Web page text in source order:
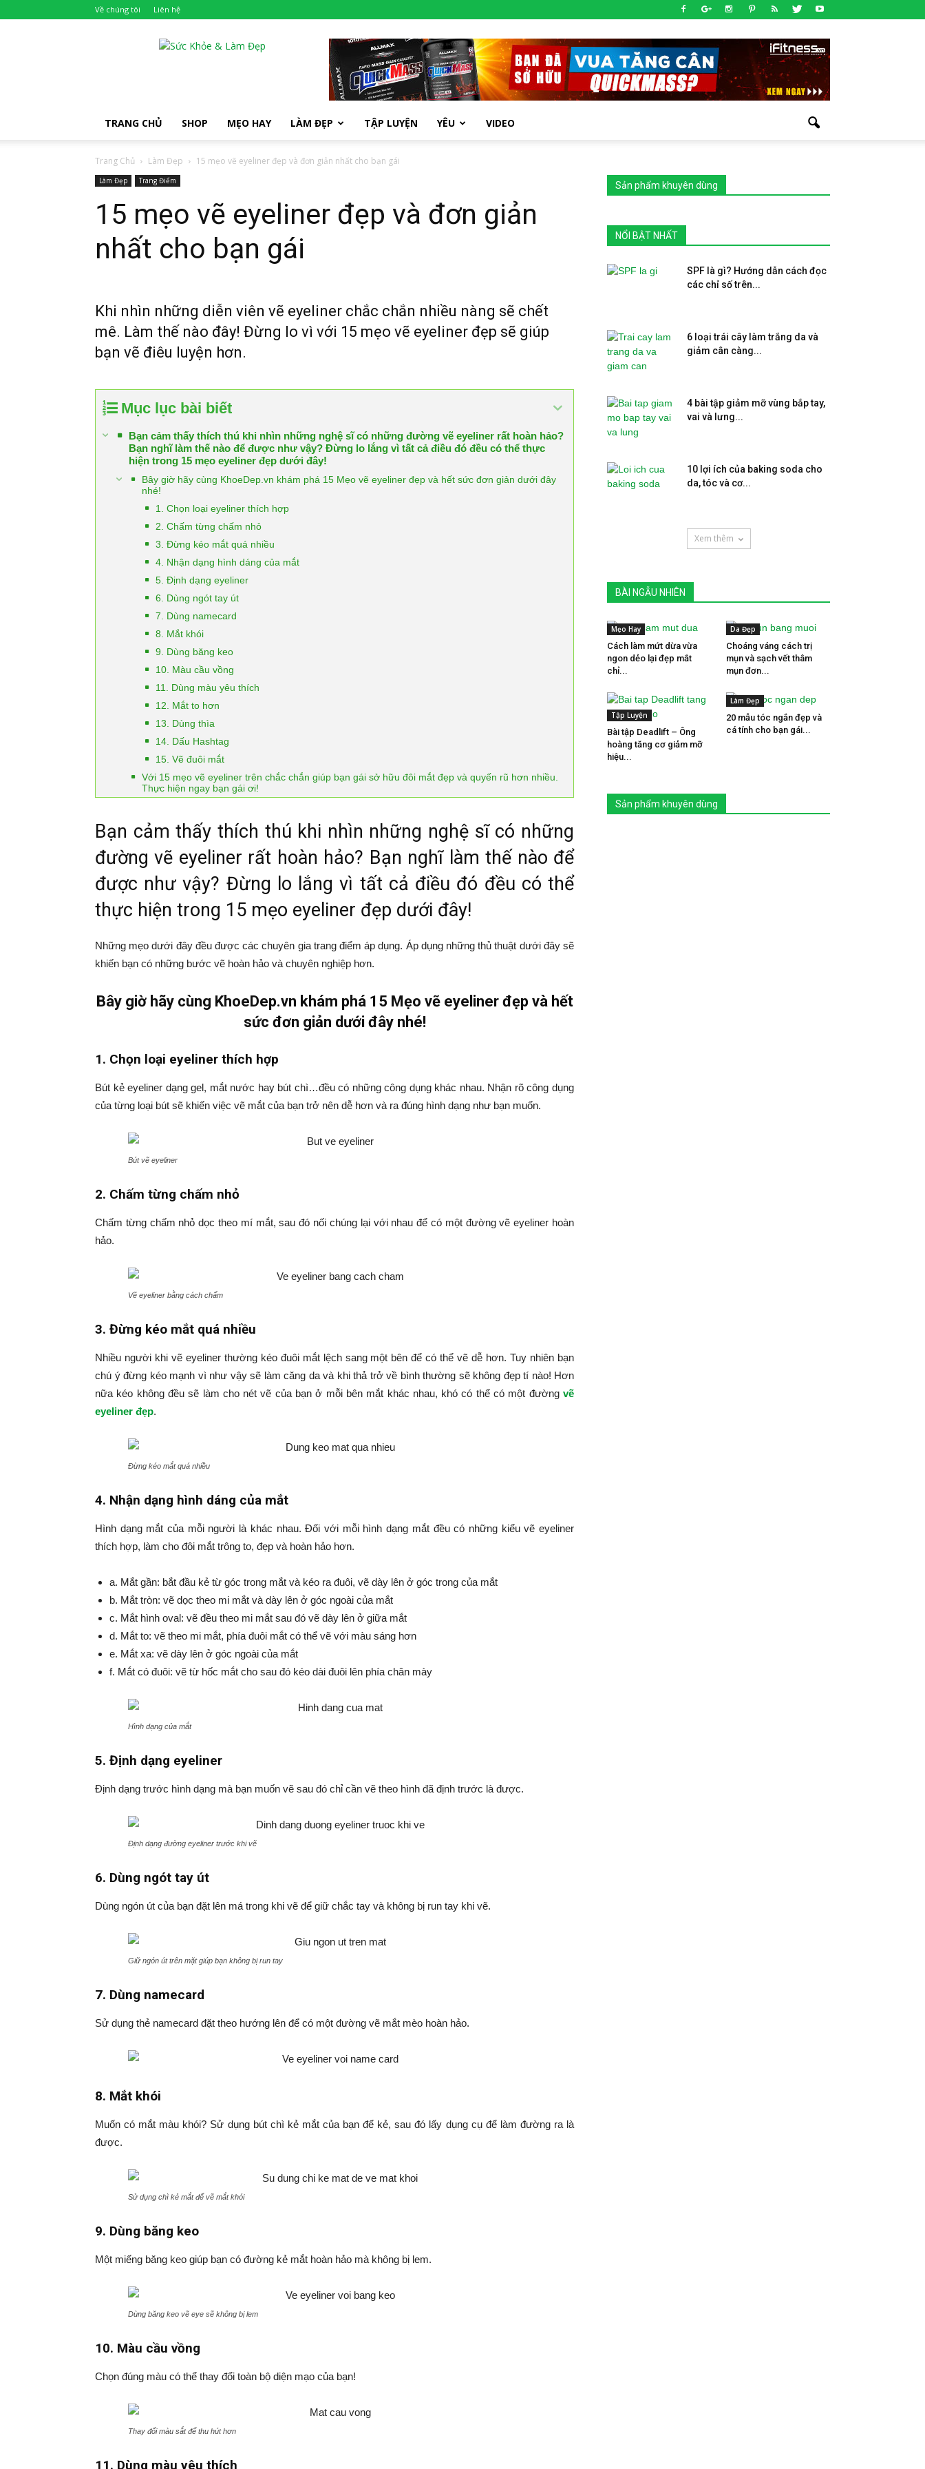
Về chúng tôi Liên hệ
TRANG CHỦ SHOP MẸO HAY LÀM ĐẸP TẬP LUYỆN YÊU VIDEO
Trang Chủ Làm Đẹp 15 mẹo vẽ eyeliner đẹp và đơn giản nhất cho bạn gái
Làm Đẹp Trang Điểm
15 mẹo vẽ eyeliner đẹp và đơn giản
nhất cho bạn gái
Khi nhìn những diễn viên vẽ eyeliner chắc chắn nhiều nàng sẽ chết
mê. Làm thế nào đây! Đừng lo vì với 15 mẹo vẽ eyeliner đẹp sẽ giúp
bạn vẽ điêu luyện hơn.
Mục lục bài biết
Bạn cảm thấy thích thú khi nhìn những nghệ sĩ có những đường vẽ eyeliner rất hoàn hảo?
Bạn nghĩ làm thế nào để được như vậy? Đừng lo lắng vì tất cả điều đó đều có thể thực
hiện trong 15 mẹo eyeliner đẹp dưới đây!
Bây giờ hãy cùng KhoeDep.vn khám phá 15 Mẹo vẽ eyeliner đẹp và hết sức đơn giản dưới đây
nhé!
1. Chọn loại eyeliner thích hợp
2. Chấm từng chấm nhỏ
3. Đừng kéo mắt quá nhiều
4. Nhận dạng hình dáng của mắt
5. Định dạng eyeliner
6. Dùng ngót tay út
7. Dùng namecard
8. Mắt khói
9. Dùng băng keo
10. Màu cầu vồng
11. Dùng màu yêu thích
12. Mắt to hơn
13. Dùng thìa
14. Dấu Hashtag
15. Vẽ đuôi mắt
Với 15 mẹo vẽ eyeliner trên chắc chắn giúp bạn gái sở hữu đôi mắt đẹp và quyến rũ hơn nhiều.
Thực hiện ngay bạn gái ơi!
Bạn cảm thấy thích thú khi nhìn những nghệ sĩ có những
đường vẽ eyeliner rất hoàn hảo? Bạn nghĩ làm thế nào để
được như vậy? Đừng lo lắng vì tất cả điều đó đều có thể
thực hiện trong 15 mẹo eyeliner đẹp dưới đây!
Những mẹo dưới đây đều được các chuyên gia trang điểm áp dụng. Áp dụng những thủ thuật dưới đây sẽ
khiến bạn có những bước vẽ hoàn hảo và chuyên nghiệp hơn.
Bây giờ hãy cùng KhoeDep.vn khám phá 15 Mẹo vẽ eyeliner đẹp và hết
sức đơn giản dưới đây nhé!
1. Chọn loại eyeliner thích hợp
Bút kẻ eyeliner dạng gel, mắt nước hay bút chì…đều có những công dụng khác nhau. Nhận rõ công dụng
của từng loại bút sẽ khiến việc vẽ mắt của bạn trở nên dễ hơn và ra đúng hình dạng như bạn muốn.
Bút vẽ eyeliner
2. Chấm từng chấm nhỏ
Chấm từng chấm nhỏ dọc theo mí mắt, sau đó nối chúng lại với nhau để có một đường vẽ eyeliner hoàn
hảo.
Vẽ eyeliner bằng cách chấm
3. Đừng kéo mắt quá nhiều
Nhiều người khi vẽ eyeliner thường kéo đuôi mắt lệch sang một bên để có thể vẽ dễ hơn. Tuy nhiên bạn
chú ý đừng kéo mạnh vì như vậy sẽ làm căng da và khi thả trở về bình thường sẽ không đẹp tí nào! Hơn
nữa kéo không đều sẽ làm cho nét vẽ của bạn ở mỗi bên mắt khác nhau, khó có thể có một đường vẽ
eyeliner đẹp.
Đừng kéo mắt quá nhiều
4. Nhận dạng hình dáng của mắt
Hình dạng mắt của mỗi người là khác nhau. Đối với mỗi hình dạng mắt đều có những kiểu vẽ eyeliner
thích hợp, làm cho đôi mắt trông to, đẹp và hoàn hảo hơn.
a. Mắt gần: bắt đầu kẻ từ góc trong mắt và kéo ra đuôi, vẽ dày lên ở góc trong của mắt
b. Mắt tròn: vẽ dọc theo mi mắt và dày lên ở góc ngoài của mắt
c. Mắt hình oval: vẽ đều theo mi mắt sau đó vẽ dày lên ở giữa mắt
d. Mắt to: vẽ theo mi mắt, phía đuôi mắt có thể vẽ với màu sáng hơn
e. Mắt xa: vẽ dày lên ở góc ngoài của mắt
f. Mắt có đuôi: vẽ từ hốc mắt cho sau đó kéo dài đuôi lên phía chân mày
Hình dạng của mắt
5. Định dạng eyeliner
Định dạng trước hình dạng mà bạn muốn vẽ sau đó chỉ cần vẽ theo hình đã định trước là được.
Định dạng đường eyeliner trước khi vẽ
6. Dùng ngót tay út
Dùng ngón út của bạn đặt lên má trong khi vẽ để giữ chắc tay và không bị run tay khi vẽ.
Giữ ngón út trên mặt giúp bạn không bị run tay
7. Dùng namecard
Sử dụng thẻ namecard đặt theo hướng lên để có một đường vẽ mắt mèo hoàn hảo.
8. Mắt khói
Muốn có mắt màu khói? Sử dụng bút chì kẻ mắt của bạn để kẻ, sau đó lấy dụng cụ để làm đường ra là
được.
Sử dụng chì kẻ mắt để vẽ mắt khói
9. Dùng băng keo
Một miếng băng keo giúp bạn có đường kẻ mắt hoàn hảo mà không bị lem.
Dùng băng keo vẽ eye sẽ không bị lem
10. Màu cầu vồng
Chọn đúng màu có thể thay đổi toàn bộ diện mạo của bạn!
Thay đổi màu sắt để thu hút hơn
11. Dùng màu yêu thích
Sản phẩm khuyên dùng
NỔI BẬT NHẤT
SPF là gì? Hướng dẫn cách đọc
các chỉ số trên...
6 loại trái cây làm trắng da và
giảm cân càng...
4 bài tập giảm mỡ vùng bắp tay,
vai và lưng...
10 lợi ích của baking soda cho
da, tóc và cơ...
Xem thêm
BÀI NGẪU NHIÊN
Mẹo Hay
Cách làm mứt dừa vừa
ngon dẻo lại đẹp mắt
chỉ...
Da Đẹp
Choáng váng cách trị
mụn và sạch vết thâm
mụn đơn...
Tập Luyện
Bài tập Deadlift – Ông
hoàng tăng cơ giảm mỡ
hiệu...
Làm Đẹp
20 mẫu tóc ngắn đẹp và
cá tính cho bạn gái...
Sản phẩm khuyên dùng